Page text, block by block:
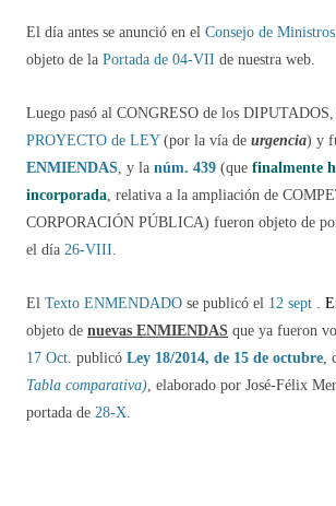
El día antes se anunció en el Consejo de
objeto de la Portada de 04-VII de nuestra web.
Luego pasó al CONGRESO de los
PROYECTO de LEY(por la vía de urgencia) y
ENMIENDAS, y la núm. 439 (que finalmente
incorporada, relativa a la ampliación de
CORPORACIÓN PÚBLICA) fueron objeto de
el día 26-VIII.
El Texto ENMENDADO se publicó el 12 sept .
objeto de nuevas ENMIENDAS que ya fueron
17 Oct. publicó Ley 18/2014, de 15 de octubre,
Tabla comparativa), elaborado por José-Félix
portada de 28-X.